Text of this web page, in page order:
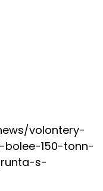
volontery-
150-tonn-
s-